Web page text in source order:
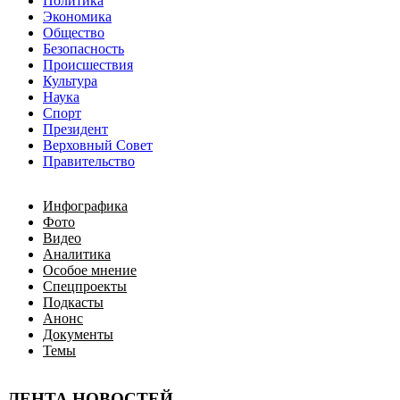
Экономика
Общество
Безопасность
Происшествия
Культура
Наука
Спорт
Президент
Верховный Совет
Правительство
Инфографика
Фото
Видео
Аналитика
Особое мнение
Спецпроекты
Подкасты
Анонс
Документы
Темы